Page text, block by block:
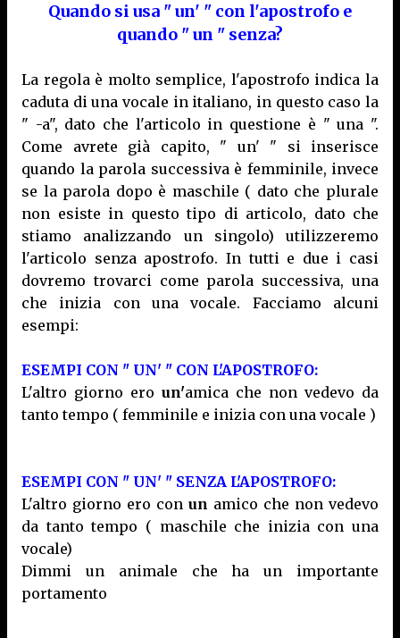
Quando si usa " un' " con l'apostrofo e
quando " un " senza?
La regola è molto semplice, l'apostrofo indica la
caduta di una vocale in italiano, in questo caso la
" -a", dato che l'articolo in questione è " una ".
Come avrete già capito, " un' " si inserisce
quando la parola successiva è femminile, invece
se la parola dopo è maschile ( dato che plurale
non esiste in questo tipo di articolo, dato che
stiamo analizzando un singolo) utilizzeremo
l'articolo senza apostrofo. In tutti e due i casi
dovremo trovarci come parola successiva, una
che inizia con una vocale. Facciamo alcuni
esempi:
ESEMPI CON " UN' " CON L'APOSTROFO:
L'altro giorno ero un'amica che non vedevo da
tanto tempo ( femminile e inizia con una vocale )
ESEMPI CON " UN' " SENZA L'APOSTROFO:
L'altro giorno ero con un amico che non vedevo
da tanto tempo ( maschile che inizia con una
vocale)
Dimmi un animale che ha un
importante
portamento